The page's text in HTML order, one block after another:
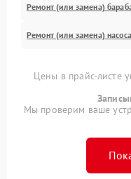
Ремонт (или замена)
Ремонт (или замена) насоса
Цены в прайс-листе
Мы проверим ваше